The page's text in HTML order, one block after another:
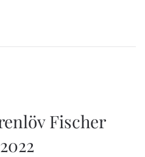
Fischer